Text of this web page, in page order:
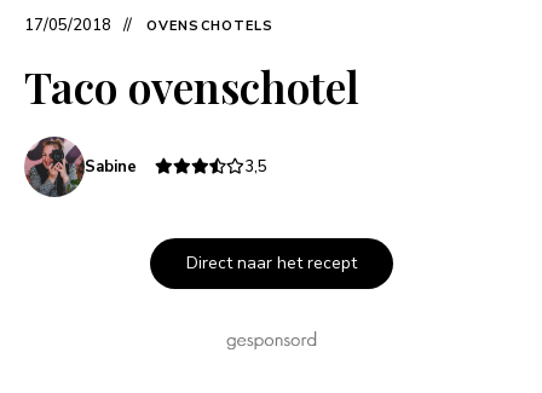
17/05/2018 OVENSCHOTELS
Taco ovenschotel
Sabine 3,5
Direct naar het recept